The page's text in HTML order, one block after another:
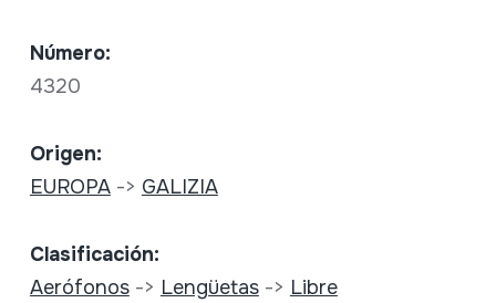
Número:
4320
Origen:
EUROPA-> GALIZIA
Clasificación:
Aerófonos-> Lengüetas-> Libre